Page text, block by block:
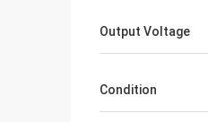
Output Voltage
Condition